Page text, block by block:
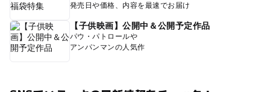
発売日や価格、内容を最速でお届け
【子供映画】公開中＆公開予定作品
パウ・パトロールや
アンパンマンの人気作